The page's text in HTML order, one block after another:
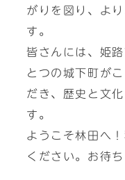
がりを図り、よ
す。
皆さんには、姫
とつの城下町が
だき、歴史と文
す。
ようこそ林田へ
ください。お待ち